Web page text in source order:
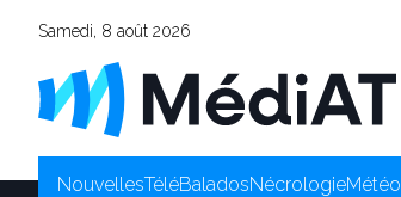
Samedi, 8 août 2026
NouvellesTéléBaladosNécrologieMétéo